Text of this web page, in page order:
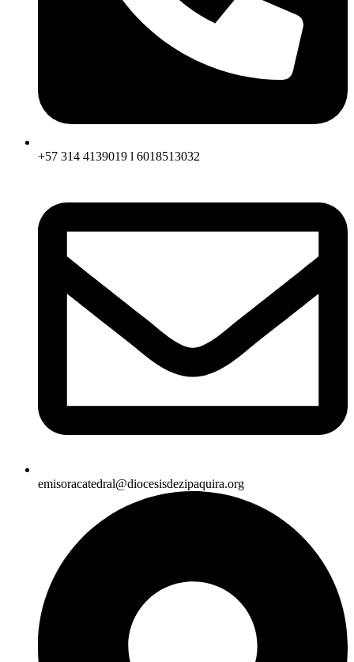
+57 314 4139019 l 6018513032
emisoracatedral@diocesisdezipaquira.org